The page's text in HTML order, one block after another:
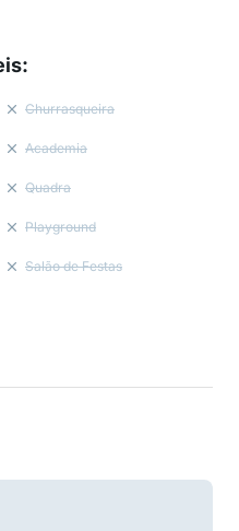
:
Churrasqueira
Academia
Quadra
Playground
Salão de Festas